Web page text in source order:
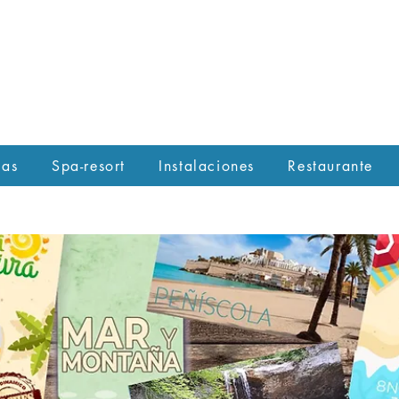
Spa-resort Instalaciones Restaurante